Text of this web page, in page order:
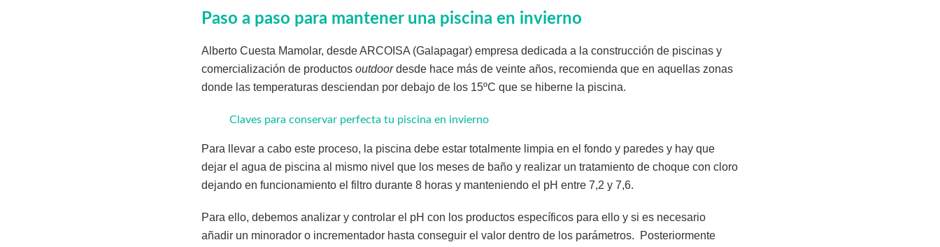
Paso a paso para mantener una piscina en invierno
Alberto Cuesta Mamolar, desde ARCOISA (Galapagar) empresa dedicada a la construcción de piscinas y
comercialización de productos outdoordesde hace más de veinte años, recomienda que en aquellas zonas
donde las temperaturas desciendan por debajo de los 15ºC que se hiberne la piscina.
Claves para conservar perfecta tu piscina en invierno
Para llevar a cabo este proceso, la piscina debe estar totalmente limpia en el fondo y paredes y hay que
dejar el agua de piscina al mismo nivel que los meses de baño y realizar un tratamiento de choque con cloro
dejando en funcionamiento el filtro durante 8 horas y manteniendo el pH entre 7,2 y 7,6.
Para ello, debemos analizar y controlar el pH con los productos específicos para ello y si es necesario
añadir un minorador o incrementador hasta conseguir el valor dentro de los parámetros. Posteriormente